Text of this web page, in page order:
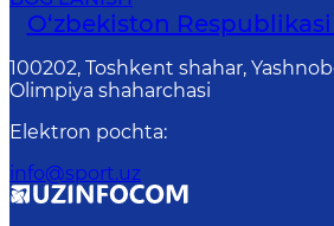
O‘zbekiston
100202, Toshkent shahar,
Olimpiya shaharchasi
Elektron pochta:
info@sport.uz